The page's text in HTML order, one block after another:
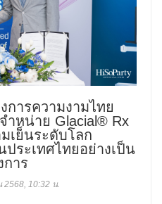
การความงามไทย
ำหน่าย Glacial® Rx
เย็นระดับโลก
ระเทศไทยอย่างเป็น
การ
2568, 10:32 น.